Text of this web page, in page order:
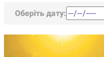
Оберіть дату: